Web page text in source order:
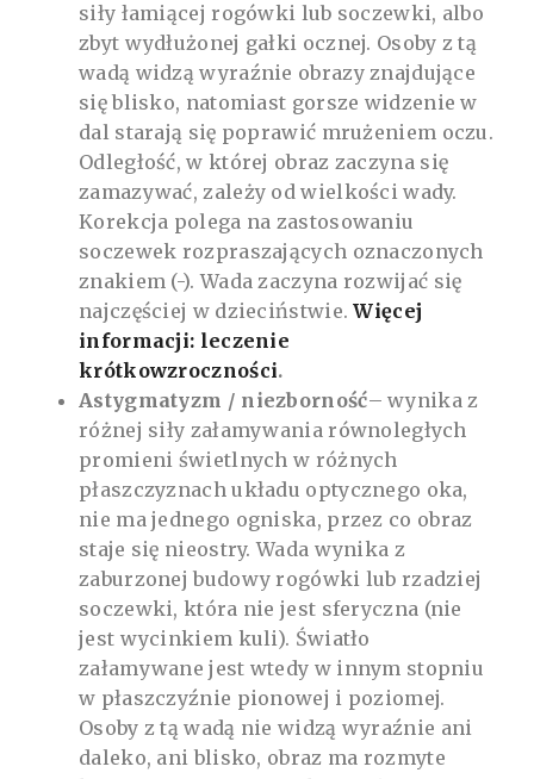
siły łamiącej rogówki lub soczewki, albo
zbyt wydłużonej gałki ocznej. Osoby z tą
wadą widzą wyraźnie obrazy znajdujące
się blisko, natomiast gorsze widzenie w
dal starają się poprawić mrużeniem oczu.
Odległość, w której obraz zaczyna się
zamazywać, zależy od wielkości wady.
Korekcja polega na zastosowaniu
soczewek rozpraszających oznaczonych
znakiem (-). Wada zaczyna rozwijać się
najczęściej w dzieciństwie.Więcej
informacji: leczenie
krótkowzroczności.
Astygmatyzm / niezborność– wynika z
różnej siły załamywania równoległych
promieni świetlnych w różnych
płaszczyznach układu optycznego oka,
nie ma jednego ogniska, przez co obraz
staje się nieostry. Wada wynika z
zaburzonej budowy rogówki lub rzadziej
soczewki, która nie jest sferyczna (nie
jest wycinkiem kuli). Światło
załamywane jest wtedy w innym stopniu
w płaszczyźnie pionowej i poziomej.
Osoby z tą wadą nie widzą wyraźnie ani
daleko, ani blisko, obraz ma rozmyte